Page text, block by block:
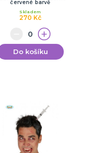
červené barvě
270 Kč
Skladem
Do košíku